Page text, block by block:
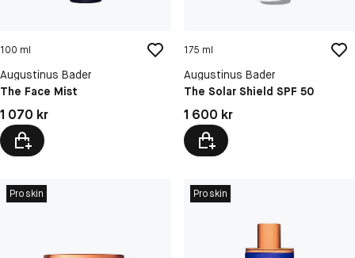
100 ml
Augustinus Bader
The Face Mist
Pris: 1 070 kr
1 070 kr
175 ml
Augustinus Bader
The Solar Shield SPF 50
Pris: 1 600 kr
1 600 kr
Proskin Proskin